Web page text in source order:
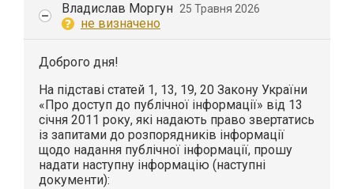
Владислав Моргун 25 Травня 2026
не визначено
Доброго дня!
На підставі статей 1, 13, 19, 20 Закону України
«Про доступ до публічної інформації» від 13
січня 2011 року, які надають право звертатись
із запитами до розпорядників інформації
щодо надання публічної інформації, прошу
надати наступну інформацію (наступні
документи):